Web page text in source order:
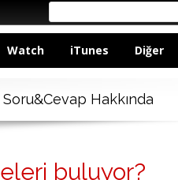
Watch iTunes Diğer
Soru&Cevap Hakkında
buluyor?